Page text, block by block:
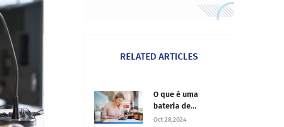
RELATED ARTICLES
O que é uma
bateria de
perguntas?
Oct 28,2024